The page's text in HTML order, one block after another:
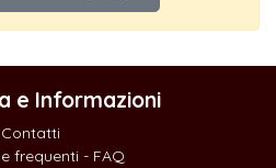
e Informazioni
Contatti
frequenti - FAQ